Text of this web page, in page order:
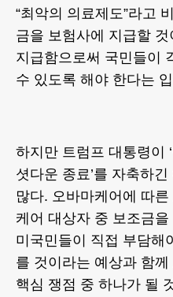
“최악의 의료제도”라고
금을 보험사에 지급할
지급함으로써 국민들이
수 있도록 해야 한다는
하지만 트럼프 대통령이
셧다운 종료’를 자축하
많다. 오바마케어에 따
케어 대상자 중 보조금
미국민들이 직접 부담해
를 것이라는 예상과 함
핵심 쟁점 중 하나가 될